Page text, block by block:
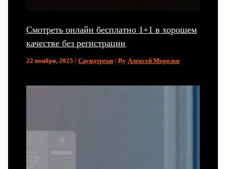
Смотреть онлайн бесплатно 1+1 в хорошем
качестве без регистрации
22 ноября, 2025/Саундтреки / By Алексей Морозов